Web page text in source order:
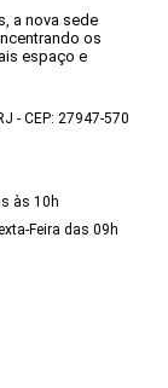
a nova sede
os
espaço e
- CEP: 27947-570
às 10h
Feira das 09h